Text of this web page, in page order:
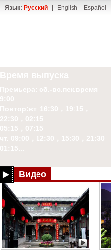
Язык: Русский English Español
Время выпуска
Премьера: сб.-вс.пек.время
9:00
Повтор:вт. 16:30，19:15，
22:30，02:15
05:15，07:15
чт. 09:00，12:30，15:30，21:30
01:15...
Видео